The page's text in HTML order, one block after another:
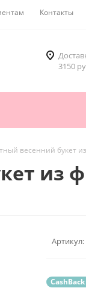
Контакты
3150
весенний букет
из
Артикул: